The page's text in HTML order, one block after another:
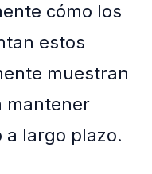
cómo los
estos
muestran
mantener
a largo plazo.